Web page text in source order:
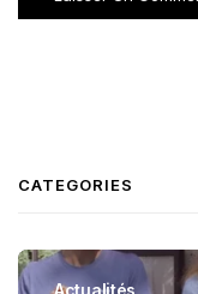
CATEGORIES
Actualités